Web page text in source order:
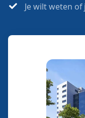
Je wilt weten